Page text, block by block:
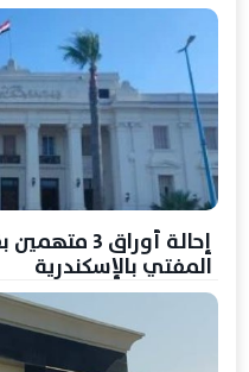
إحالة
المفتي بالإسكندرية